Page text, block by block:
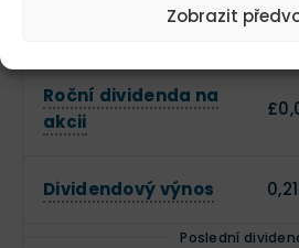
Zobrazit
Roční dividenda na
akcii
Dividendový výnos
Poslední